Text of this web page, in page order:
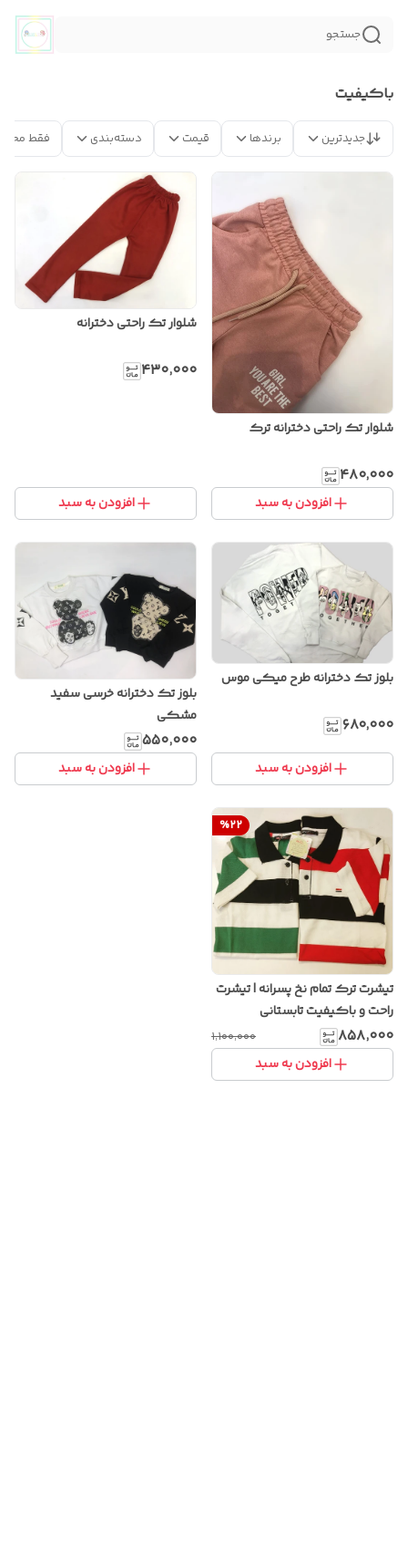
جستجو
باکیفیت
جدیدترین برندها قیمت دسته‌بندی فقط
شلوار تک راحتی دخترانه ترک
۴۸۰٬۰۰۰
افزودن به سبد
شلوار تک راحتی دخترانه
۴۳۰٬۰۰۰
افزودن به سبد
بلوز تک دخترانه طرح میکی موس
۶۸۰٬۰۰۰
افزودن به سبد
بلوز تک دخترانه خرسی سفید
مشکی
۵۵۰٬۰۰۰
افزودن به سبد
%22
تیشرت ترک تمام نخ پسرانه | تیشرت
راحت و باکیفیت تابستانی
۸۵۸٬۰۰۰ ۱٬۱۰۰٬۰۰۰
افزودن به سبد